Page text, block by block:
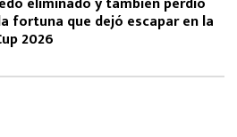
fortuna que dejó escapar en la
2026